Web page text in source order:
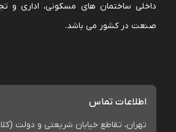
داخلی ساختمان های مسکونی، اداری و
صنعت در کشور می باشد.
اطلاعات تماس
تهران، تقاطع خیابان شریعتی و دولت